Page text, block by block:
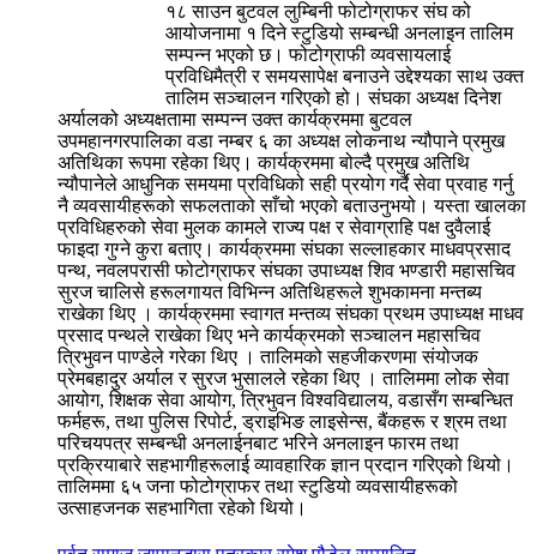
१८ साउन बुटवल लुम्बिनी फोटोग्राफर संघ को
आयोजनामा १ दिने स्टुडियो सम्बन्धी अनलाइन तालिम
सम्पन्न भएको छ। फोटोग्राफी व्यवसायलाई
प्रविधिमैत्री र समयसापेक्ष बनाउने उद्देश्यका साथ उक्त
तालिम सञ्चालन गरिएको हो। संघका अध्यक्ष दिनेश
अर्यालको अध्यक्षतामा सम्पन्न उक्त कार्यक्रममा बुटवल
उपमहानगरपालिका वडा नम्बर ६ का अध्यक्ष लोकनाथ न्यौपाने प्रमुख
अतिथिका रूपमा रहेका थिए। कार्यक्रममा बोल्दै प्रमुख अतिथि
न्यौपानेले आधुनिक समयमा प्रविधिको सही प्रयोग गर्दै सेवा प्रवाह गर्नु
नै व्यवसायीहरूको सफलताको साँचो भएको बताउनुभयो। यस्ता खालका
प्रविधिहरुको सेवा मुलक कामले राज्य पक्ष र सेवाग्राहि पक्ष दुवैलाई
फाइदा गुग्ने कुरा बताए। कार्यक्रममा संघका सल्लाहकार माधवप्रसाद
पन्थ, नवलपरासी फोटोग्राफर संघका उपाध्यक्ष शिव भण्डारी महासचिव
सुरज चालिसे हरूलगायत विभिन्न अतिथिहरूले शुभकामना मन्तब्य
राखेका थिए । कार्यक्रममा स्वागत मन्तव्य संघका प्रथम उपाध्यक्ष माधव
प्रसाद पन्थले राखेका थिए भने कार्यक्रमको सञ्चालन महासचिव
त्रिभुवन पाण्डेले गरेका थिए । तालिमको सहजीकरणमा संयोजक
प्रेमबहादुर अर्याल र सुरज भुसालले रहेका थिए । तालिममा लोक सेवा
आयोग, शिक्षक सेवा आयोग, त्रिभुवन विश्वविद्यालय, वडासँग सम्बन्धित
फर्महरू, तथा पुलिस रिपोर्ट, ड्राइभिङ लाइसेन्स, बैंकहरू र श्रम तथा
परिचयपत्र सम्बन्धी अनलाईनबाट भरिने अनलाइन फारम तथा
प्रक्रियाबारे सहभागीहरूलाई व्यावहारिक ज्ञान प्रदान गरिएको थियो।
तालिममा ६५ जना फोटोग्राफर तथा स्टुडियो व्यवसायीहरूको
उत्साहजनक सहभागिता रहेको थियो।